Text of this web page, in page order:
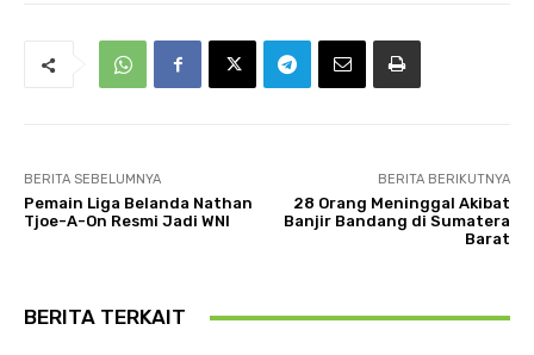
BERITA SEBELUMNYA
Pemain Liga Belanda Nathan
Tjoe-A-On Resmi Jadi WNI
BERITA BERIKUTNYA
28 Orang Meninggal Akibat
Banjir Bandang di Sumatera
Barat
BERITA TERKAIT